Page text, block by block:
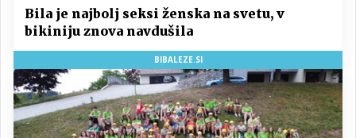
Bila je najbolj seksi ženska na svetu, v
bikiniju znova navdušila
BIBALEZE.SI